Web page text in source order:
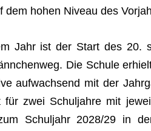
dem hohen Niveau des
Jahr ist der Start des 20.
Die Schule
auf­wach­send mit der
zwei Schul­jahre mit
Schul­jahr 2028/29 in